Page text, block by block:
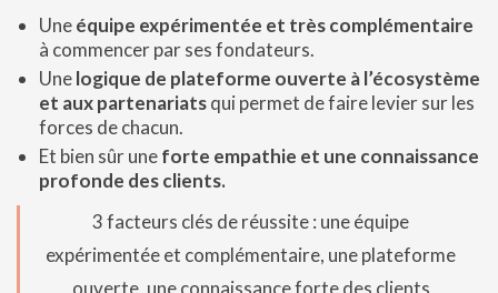
Uneéquipe expérimentée et très complémentaire
à commencer par ses fondateurs.
Unelogique de plateforme ouverte à l’écosystème
et aux partenariatsqui permet de faire levier sur les
forces de chacun.
Et bien sûr uneforte empathie et une connaissance
profonde des clients.
3 facteurs clés de réussite : une équipe
expérimentée et complémentaire, une plateforme
ouverte, une connaissance forte des clients